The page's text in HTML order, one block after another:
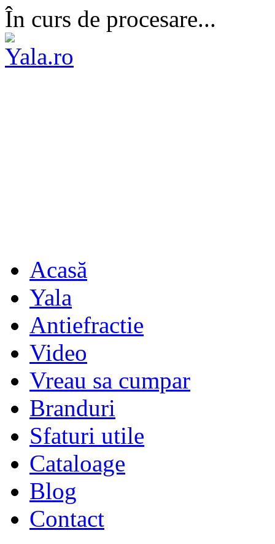
În curs de procesare...
Acasă
Yala
Antiefractie
Video
Vreau sa cumpar
Branduri
Sfaturi utile
Cataloage
Blog
Contact